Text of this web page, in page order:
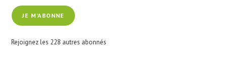
e-
mailJE M'ABONNE
Rejoignez les 228 autres abonnés